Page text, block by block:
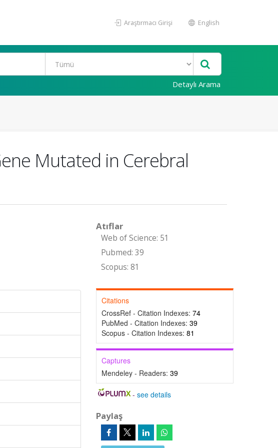
Araştırmacı Girişi English
Detaylı Arama
Mutated in Cerebral
Atıflar
Web of Science: 51
Pubmed: 39
Scopus: 81
Citations
CrossRef - Citation Indexes: 74
PubMed - Citation Indexes: 39
Scopus - Citation Indexes: 81
Captures
Mendeley - Readers: 39
-see details
Paylaş